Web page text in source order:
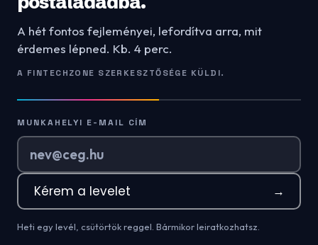
A hét fontos fejleményei, lefordítva arra, mit
érdemes lépned. Kb. 4 perc.
A FINTECHZONE SZERKESZTŐSÉGE KÜLDI.
MUNKAHELYI E-MAIL CÍM
Kérem a levelet →
Heti egy levél, csütörtök reggel. Bármikor leiratkozhatsz.